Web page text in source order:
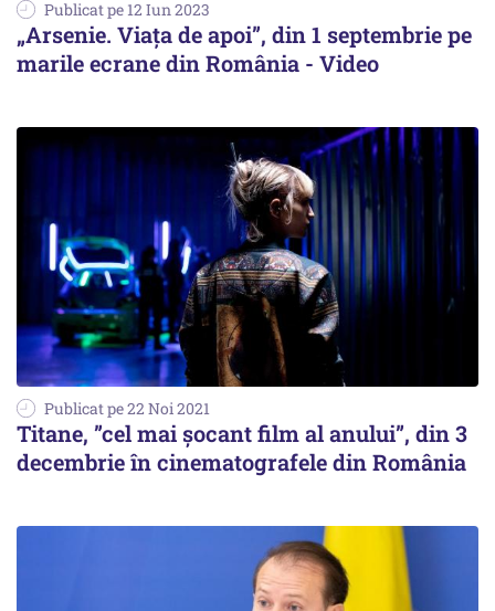
Publicat pe 12 Iun 2023
„Arsenie. Viața de apoi”, din 1 septembrie pe
marile ecrane din România - Video
Publicat pe 22 Noi 2021
Titane, ”cel mai șocant film al anului”, din 3
decembrie în cinematografele din România